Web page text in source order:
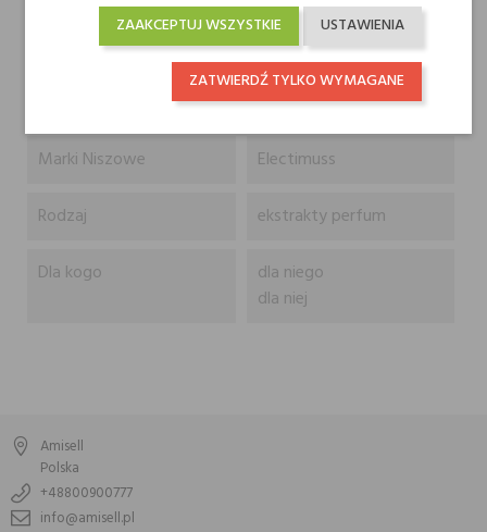
Szałwia
Ambra, Cedr i Mech
dębowy
Marki Niszowe
Electimuss
Rodzaj
ekstrakty perfum
Dla kogo
dla niego
dla niej
Amisell
Polska
+48800900777
info@amisell.pl
USTAWIENIA
ZAAKCEPTUJ WSZYSTKIE
ZATWIERDŹ TYLKO WYMAGANE